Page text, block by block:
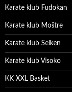
Karate klub Fudokan
Karate klub Moštre
Karate klub Seiken
Karate klub Visoko
KK XXL Basket